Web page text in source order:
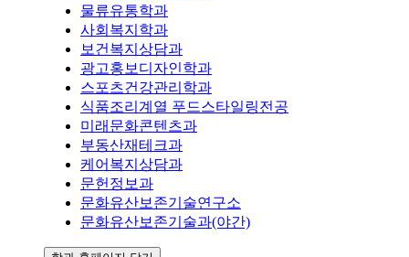
물류유통학과
사회복지학과
보건복지상담과
광고홍보디자인학과
스포츠건강관리학과
식품조리계열 푸드스타일링전공
미래문화콘텐츠과
부동산재테크과
케어복지상담과
문헌정보과
문화유산보존기술연구소
문화유산보존기술과(야간)